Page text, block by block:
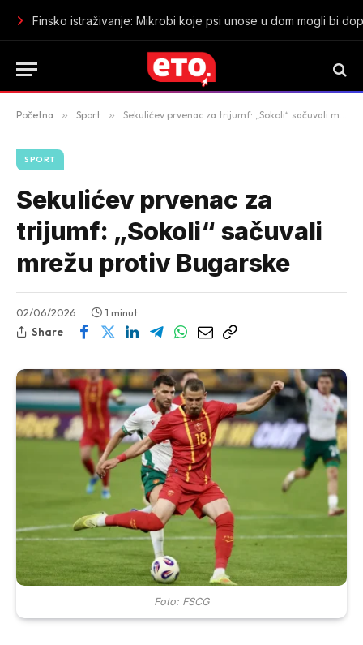
Finsko istraživanje: Mikrobi koje psi unose u dom mogli bi
Početna » Sport » Sekulićev prvenac za trijumf: „Sokoli“ sačuvali mrežu protiv Bugarske
SPORT
Sekulićev prvenac za
trijumf: „Sokoli“ sačuvali
mrežu protiv Bugarske
02/06/2026
1 minut
Share
Foto: FSCG